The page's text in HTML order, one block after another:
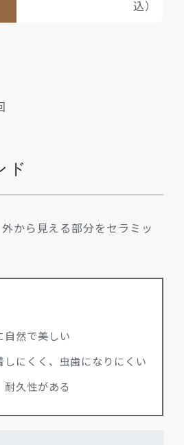
込）
ド
から見える部分をセラミッ
自然で美しい
しにくく、虫歯になりにくい
久性がある